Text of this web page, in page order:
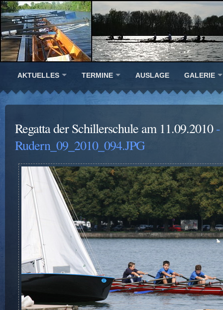
AKTUELLES TERMINE AUSLAGE GALERIE
Regatta der Schillerschule am 11.09.2010-
Rudern_09_2010_094.JPG